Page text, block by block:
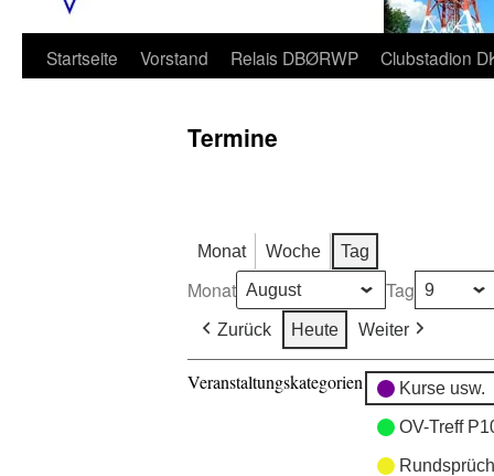
Zum
Startseite Vorstand Relais DBØRWP Clubstadion
Termine
Monat Woche Tag
Monat Tag
Zurück Heute Weiter
Veranstaltungskategorien Kurse usw.
OV-Treff